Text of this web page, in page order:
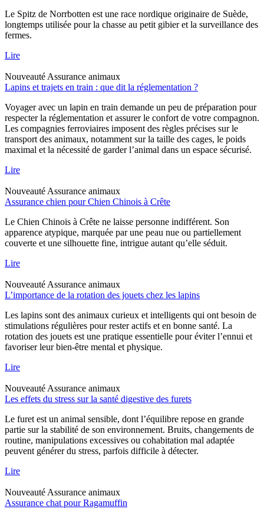
Le Spitz de Norrbotten est une race nordique originaire de Suède,
longtemps utilisée pour la chasse au petit gibier et la surveillance des
fermes.
Lire
Nouveauté Assurance animaux
Lapins et trajets en train : que dit la réglementation ?
Voyager avec un lapin en train demande un peu de préparation pour
respecter la réglementation et assurer le confort de votre compagnon.
Les compagnies ferroviaires imposent des règles précises sur le
transport des animaux, notamment sur la taille des cages, le poids
maximal et la nécessité de garder l’animal dans un espace sécurisé.
Lire
Nouveauté Assurance animaux
Assurance chien pour Chien Chinois à Crête
Le Chien Chinois à Crête ne laisse personne indifférent. Son
apparence atypique, marquée par une peau nue ou partiellement
couverte et une silhouette fine, intrigue autant qu’elle séduit.
Lire
Nouveauté Assurance animaux
L’importance de la rotation des jouets chez les lapins
Les lapins sont des animaux curieux et intelligents qui ont besoin de
stimulations régulières pour rester actifs et en bonne santé. La
rotation des jouets est une pratique essentielle pour éviter l’ennui et
favoriser leur bien-être mental et physique.
Lire
Nouveauté Assurance animaux
Les effets du stress sur la santé digestive des furets
Le furet est un animal sensible, dont l’équilibre repose en grande
partie sur la stabilité de son environnement. Bruits, changements de
routine, manipulations excessives ou cohabitation mal adaptée
peuvent générer du stress, parfois difficile à détecter.
Lire
Nouveauté Assurance animaux
Assurance chat pour Ragamuffin